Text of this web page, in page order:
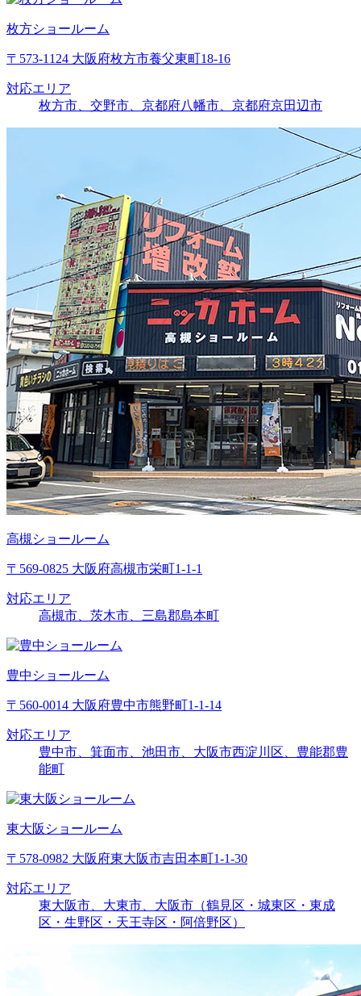
枚方ショールーム
〒573-1124 大阪府枚方市養父東町18-16
対応エリア
枚方市、交野市、京都府八幡市、京都府京田辺市
高槻ショールーム
〒569-0825 大阪府高槻市栄町1-1-1
対応エリア
高槻市、茨木市、三島郡島本町
豊中ショールーム
〒560-0014 大阪府豊中市熊野町1-1-14
対応エリア
豊中市、箕面市、池田市、大阪市西淀川区、豊能郡豊
能町
東大阪ショールーム
〒578-0982 大阪府東大阪市吉田本町1-1-30
対応エリア
東大阪市、大東市、大阪市（鶴見区・城東区・東成
区・生野区・天王寺区・阿倍野区）